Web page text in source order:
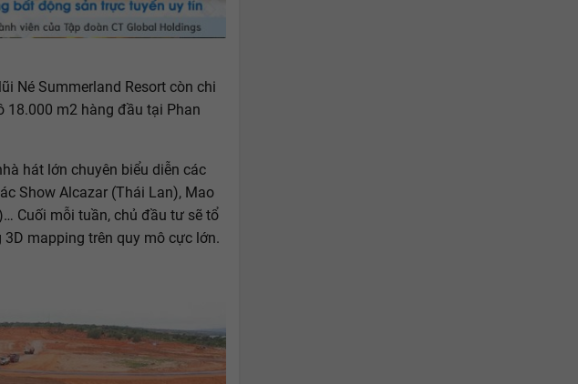
Né Summerland Resort còn chi
18.000 m2 hàng đầu tại Phan
hát lớn chuyên biểu diễn các
Show Alcazar (Thái Lan), Mao
Cuối mỗi tuần, chủ đầu tư sẽ tổ
mapping trên quy mô cực lớn.